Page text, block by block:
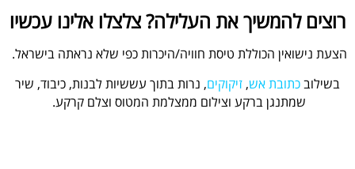
רוצים להמשיך את העלילה? צלצלו אלינו עכשיו
הצעת נישואין הכוללת טיסת חוויה/היכרות כפי שלא נראתה בישראל.
בשילובכתובת אש, זיקוקים, נרות בתוך עששיות לבנות, כיבוד, שיר
שמתנגן ברקע וצילום ממצלמת המטוס וצלם קרקע.